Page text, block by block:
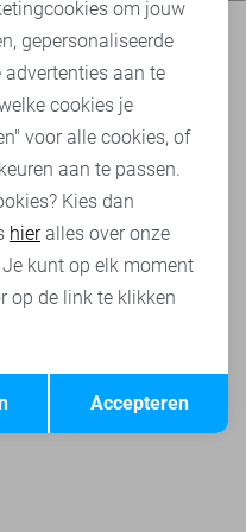
Opslaan
om jouw
gepersonaliseerde
aan te
cookies je
voor alle cookies, of
aan te passen.
Kies dan
hieralles over onze
kunt op elk moment
op de link te klikken
Accepteren